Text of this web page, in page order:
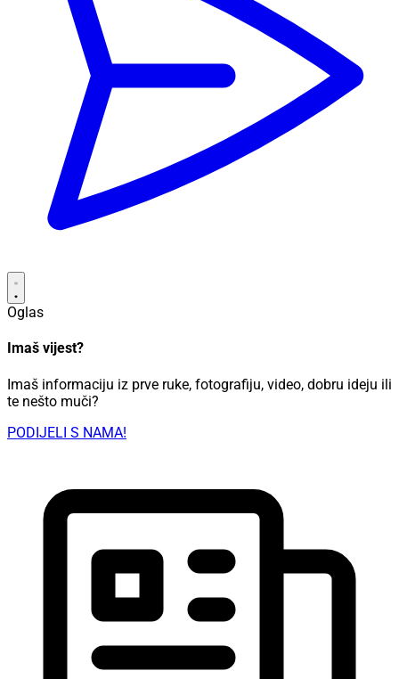
Oglas
Imaš vijest?
Imaš informaciju iz prve ruke, fotografiju, video, dobru ideju ili
te nešto muči?
PODIJELI S NAMA!